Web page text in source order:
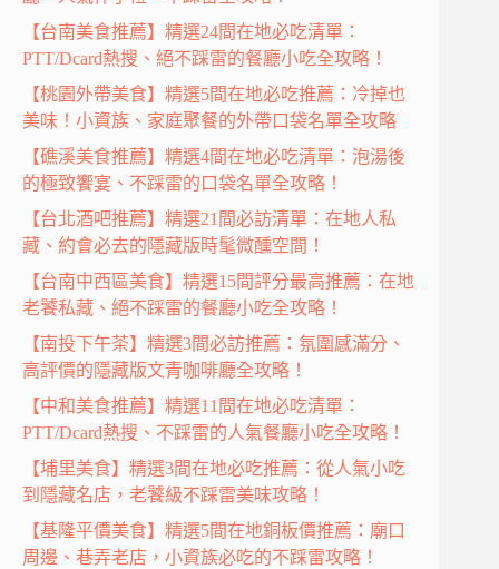
【台南美食推薦】精選24間在地必吃清單：
PTT/Dcard熱搜、絕不踩雷的餐廳小吃全攻略！
【桃園外帶美食】精選5間在地必吃推薦：冷掉也
美味！小資族、家庭聚餐的外帶口袋名單全攻略
【礁溪美食推薦】精選4間在地必吃清單：泡湯後
的極致饗宴、不踩雷的口袋名單全攻略！
【台北酒吧推薦】精選21間必訪清單：在地人私
藏、約會必去的隱藏版時髦微醺空間！
【台南中西區美食】精選15間評分最高推薦：在地
老饕私藏、絕不踩雷的餐廳小吃全攻略！
【南投下午茶】精選3間必訪推薦：氛圍感滿分、
高評價的隱藏版文青咖啡廳全攻略！
【中和美食推薦】精選11間在地必吃清單：
PTT/Dcard熱搜、不踩雷的人氣餐廳小吃全攻略！
【埔里美食】精選3間在地必吃推薦：從人氣小吃
到隱藏名店，老饕級不踩雷美味攻略！
【基隆平價美食】精選5間在地銅板價推薦：廟口
周邊、巷弄老店，小資族必吃的不踩雷攻略！